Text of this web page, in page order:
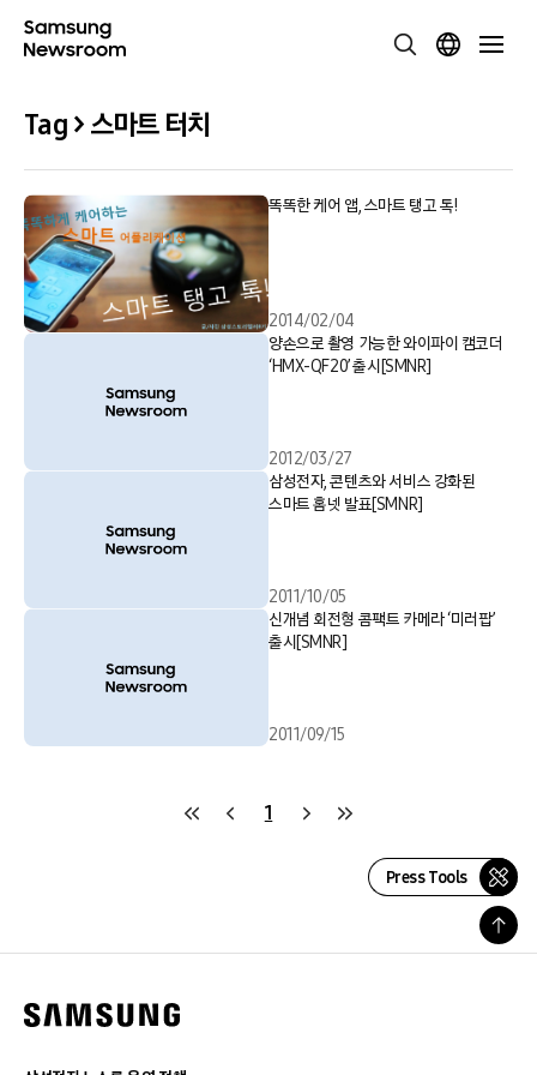
Tag > 스마트 터치
똑똑한 케어 앱, 스마트 탱고 톡!
2014/02/04
양손으로 촬영 가능한 와이파이 캠코더
‘HMX-QF20’ 출시[SMNR]
2012/03/27
삼성전자, 콘텐츠와 서비스 강화된
스마트 홈넷 발표[SMNR]
2011/10/05
신개념 회전형 콤팩트 카메라 ‘미러팝’
출시[SMNR]
2011/09/15
1
Press Tools